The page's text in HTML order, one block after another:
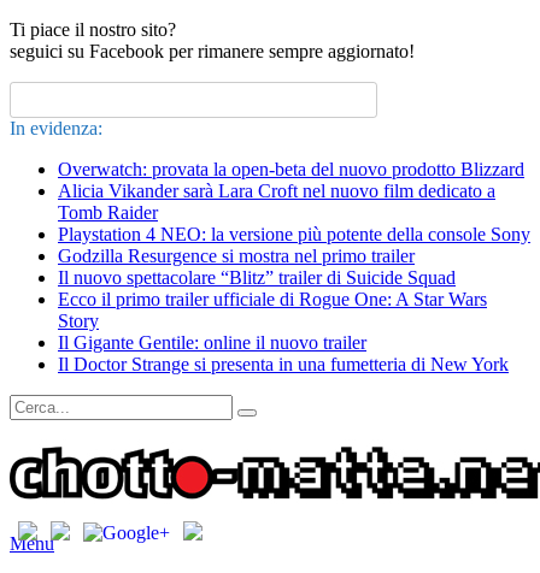
Ti piace il nostro sito?
seguici su Facebook per rimanere sempre aggiornato!
In evidenza:
Overwatch: provata la open-beta del nuovo prodotto Blizzard
Alicia Vikander sarà Lara Croft nel nuovo film dedicato a
Tomb Raider
Playstation 4 NEO: la versione più potente della console Sony
Godzilla Resurgence si mostra nel primo trailer
Il nuovo spettacolare “Blitz” trailer di Suicide Squad
Ecco il primo trailer ufficiale di Rogue One: A Star Wars
Story
Il Gigante Gentile: online il nuovo trailer
Il Doctor Strange si presenta in una fumetteria di New York
Menu